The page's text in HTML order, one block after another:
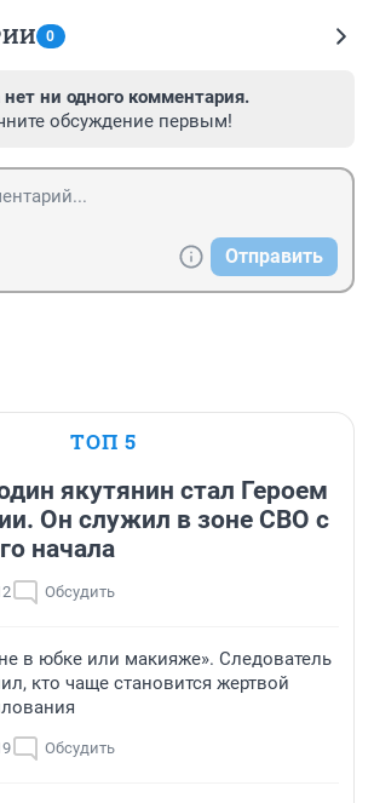
0
нет ни одного комментария.
обсуждение первым!
Отправить
ТОП 5
якутянин стал Героем
Он служил в зоне СВО с
начала
Обсудить
в юбке или макияже». Следователь
кто чаще становится жертвой
Обсудить